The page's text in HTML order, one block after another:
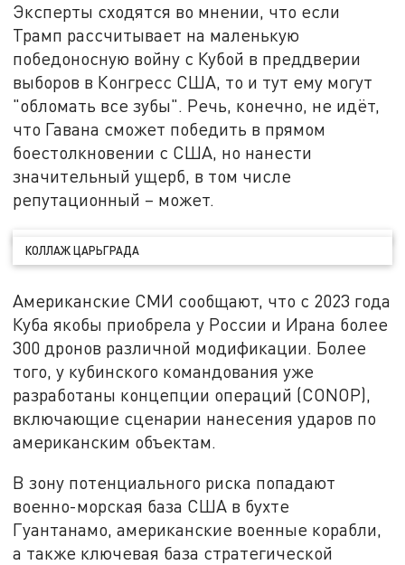
Эксперты сходятся во мнении, что если
Трамп рассчитывает на маленькую
победоносную войну с Кубой в преддверии
выборов в Конгресс США, то и тут ему могут
"обломать все зубы". Речь, конечно, не идёт,
что Гавана сможет победить в прямом
боестолкновении с США, но нанести
значительный ущерб, в том числе
репутационный – может.
КОЛЛАЖ ЦАРЬГРАДА
Американские СМИ сообщают, что с 2023 года
Куба якобы приобрела у России и Ирана более
300 дронов различной модификации. Более
того, у кубинского командования уже
разработаны концепции операций (CONOP),
включающие сценарии нанесения ударов по
американским объектам.
В зону потенциального риска попадают
военно-морская база США в бухте
Гуантанамо, американские военные корабли,
а также ключевая база стратегической